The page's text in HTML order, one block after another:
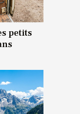
petits